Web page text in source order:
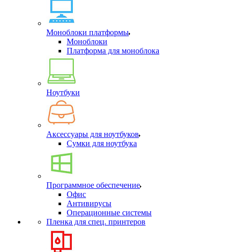
Моноблоки платформы
Моноблоки
Платформа для моноблока
Ноутбуки
Аксессуары для ноутбуков
Сумки для ноутбука
Программное обеспечение
Офис
Антивирусы
Операционные системы
Пленка для спец. принтеров